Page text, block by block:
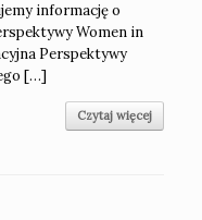
informację o
Women in
Perspektywy
[…]
Czytaj więcej